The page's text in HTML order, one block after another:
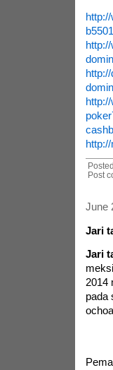
Post
June
Jari
Jari
2014
pada